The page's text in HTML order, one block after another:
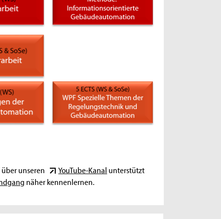
unseren
YouTube-Kanal unterstützt
näher kennenlernen.